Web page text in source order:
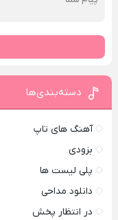
دسته‌بندی‌ها
آهنگ های تاپ
بزودی
پلی لیست ها
دانلود مداحی
در انتظار پخش